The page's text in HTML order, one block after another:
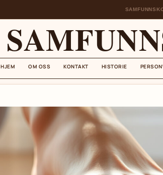
HJEM OM OSS KONTAKT HISTORIE